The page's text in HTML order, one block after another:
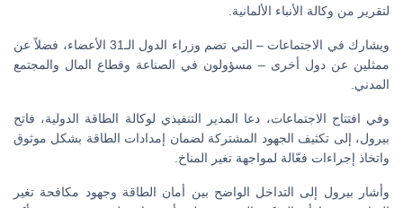
لتقرير من وكالة الأنباء الألمانية.
ويشارك في الاجتماعات – التي تضم وزراء الدول الـ31 الأعضاء، فضلاً عن
ممثلين عن دول أخرى – مسؤولون في الصناعة وقطاع المال والمجتمع
المدني.
وفي افتتاح الاجتماعات، دعا المدير التنفيذي لوكالة الطاقة الدولية، فاتح
بيرول، إلى تكثيف الجهود المشتركة لضمان إمدادات الطاقة بشكل موثوق
واتخاذ إجراءات فعّالة لمواجهة تغير المناخ.
وأشار بيرول إلى التداخل الواضح بين أمان الطاقة وجهود مكافحة تغير